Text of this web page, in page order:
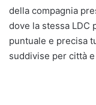
della compagnia
dove la stessa LDC
puntuale e precisa
suddivise per città